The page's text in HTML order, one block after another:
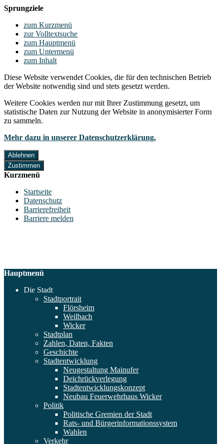
Sprungziele
zum Kurzmenü
zur Volltextsuche
zum Hauptmenü
zum Untermenü
zum Inhalt
Diese Website verwendet Cookies, die für den technischen Betrieb
der Website notwendig sind und stets gesetzt werden.
Weitere Cookies werden nur mit Ihrer Zustimmung gesetzt, um
statistische Daten zur Nutzung der Website in anonymisierter Form
zu sammeln.
Mehr dazu in unserer Datenschutzerklärung.
Ablehnen
Zustimmen
Kurzmenü
Startseite
Datenschutz
Barrierefreiheit
Barriere melden
Hauptmenü
Die Stadt
Stadtportrait
Flörsheim
Weilbach
Wicker
Stadtplan
Zahlen, Daten, Fakten
Geschichte
Stadtentwicklung
Neugestaltung Mainufer
Deichrückverlegung
Stadtentwicklungskonzept
Neubau Feuerwehrhaus Wicker
Politik
Politische Gremien der Stadt
Rats- und Bürgerinformationssystem
Wahlen
Verkehr